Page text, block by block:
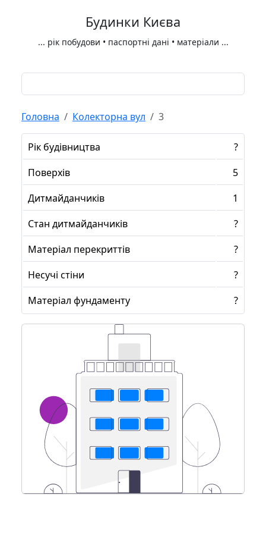
Будинки Києва
... рік побудови • паспортні дані • матеріали ...
Головна Колекторна вул 3
Рік будівництва
?
Поверхів
5
Дитмайданчиків
1
Стан дитмайданчиків
?
Матеріал перекриттів
?
Несучі стіни
?
Матеріал фундаменту
?